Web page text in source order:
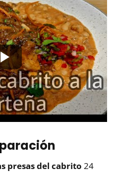
presas del cabrito 24